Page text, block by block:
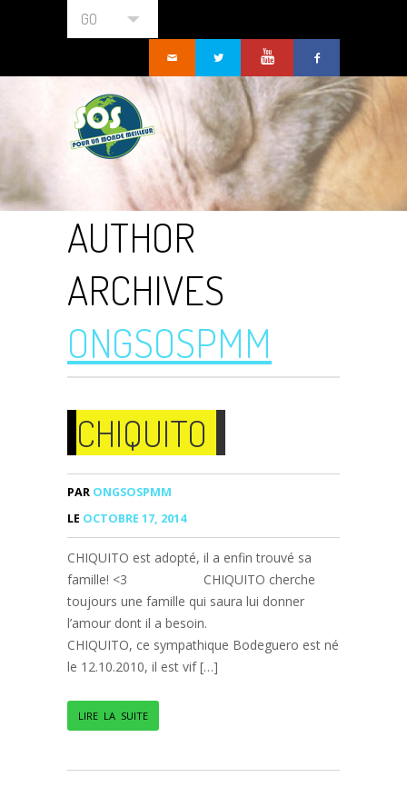
GO
AUTHOR
ARCHIVES
ONGSOSPMM
CHIQUITO
PAR ONGSOSPMM
LE OCTOBRE 17, 2014
CHIQUITO est adopté, il a enfin trouvé sa
famille! <3 CHIQUITO cherche
toujours une famille qui saura lui donner
l’amour dont il a besoin.
CHIQUITO, ce sympathique Bodeguero est né
le 12.10.2010, il est vif […]
LIRE LA SUITE